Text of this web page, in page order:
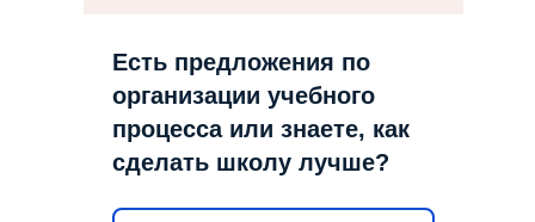
Есть предложения по
организации учебного
процесса или знаете, как
сделать школу лучше?